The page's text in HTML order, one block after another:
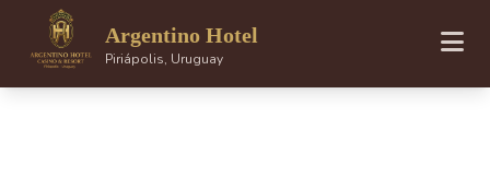
Argentino Hotel
Piriápolis, Uruguay